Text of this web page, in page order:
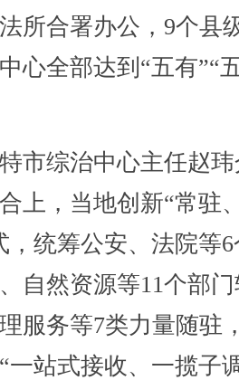
所合署办公，9个县
心全部达到“五有”“
综治中心主任赵玮
上，当地创新“常驻
，统筹公安、法院等
自然资源等11个部
服务等7类力量随驻
一站式接收、一揽子